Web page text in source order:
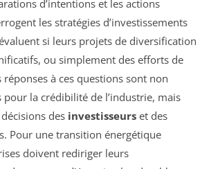
d’intentions et les actions
les stratégies d’investissements
si leurs projets de diversification
ou simplement des efforts de
réponses à ces questions sont non
pour la crédibilité de l’industrie, mais
des investisseurs et des
Pour une transition énergétique
doivent rediriger leurs